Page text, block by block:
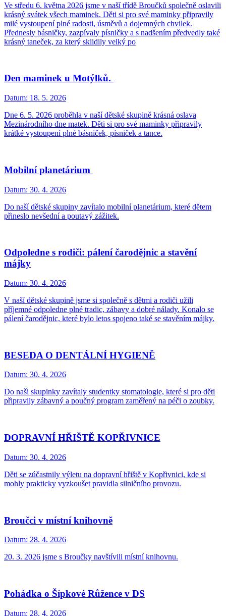
Ve středu 6. května 2026 jsme v naší třídě Broučků společně oslavili
krásný svátek všech maminek. Děti si pro své maminky připravily
milé vystoupení plné radosti, úsměvů a dojemných chvilek.
Přednesly básničky, zazpívaly písničky a s nadšením předvedly také
krásný taneček, za který sklidily velký po
Den maminek u Motýlků.
Datum: 18. 5. 2026
Dne 6. 5. 2026 proběhla v naší dětské skupině krásná oslava
Mezinárodního dne matek. Děti si pro své maminky připravily
krátké vystoupení plné básniček, písniček a tance.
Mobilní planetárium
Datum: 30. 4. 2026
Do naší dětské skupiny zavítalo mobilní planetárium, které dětem
přineslo nevšední a poutavý zážitek.
Odpoledne s rodiči: pálení čarodějnic a stavění
májky
Datum: 30. 4. 2026
V naší dětské skupině jsme si společně s dětmi a rodiči užili
příjemné odpoledne plné tradic, zábavy a dobré nálady. Konalo se
pálení čarodějnic, které bylo letos spojeno také se stavěním májky.
BESEDA O DENTÁLNÍ HYGIENĚ
Datum: 30. 4. 2026
Do naši skupinky zavítaly studentky stomatologie, které si pro děti
připravily zábavný a poučný program zaměřený na péči o zoubky.
DOPRAVNÍ HŘIŠTĚ KOPŘIVNICE
Datum: 30. 4. 2026
Děti se zúčastnily výletu na dopravní hřiště v Kopřivnici, kde si
mohly prakticky vyzkoušet pravidla silničního provozu.
Broučci v místní knihovně
Datum: 28. 4. 2026
20. 3. 2026 jsme s Broučky navštívili místní knihovnu.
Pohádka o Šípkové Růžence v DS
Datum: 28. 4. 2026